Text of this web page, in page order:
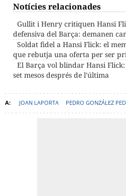
Notícies relacionades
Gullit i Henry critiquen Hansi
defensiva del Barça: demanen
Soldat fidel a Hansi Flick: el
que rebutja una oferta per ser
El Barça vol blindar Hansi
set mesos després de l'última
JOAN LAPORTA PEDRO GONZÁLEZ